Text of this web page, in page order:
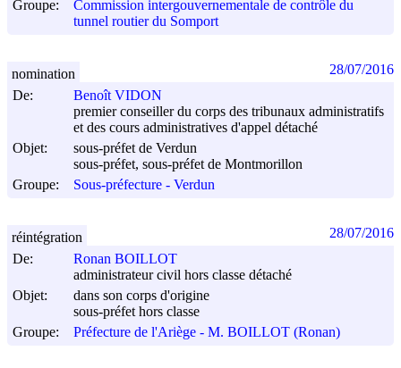
Groupe:
Commission intergouvernementale de contrôle du
tunnel routier du Somport
De:
Benoît VIDON
premier conseiller du corps des tribunaux administratifs
et des cours administratives d'appel détaché
Objet:
sous-préfet de Verdun
sous-préfet, sous-préfet de Montmorillon
Groupe:
Sous-préfecture - Verdun
nomination 28/07/2016
De:
Ronan BOILLOT
administrateur civil hors classe détaché
Objet:
dans son corps d'origine
sous-préfet hors classe
Groupe:
Préfecture de l'Ariège - M. BOILLOT (Ronan)
réintégration 28/07/2016